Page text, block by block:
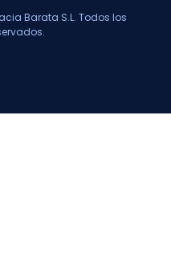
Barata S.L. Todos los